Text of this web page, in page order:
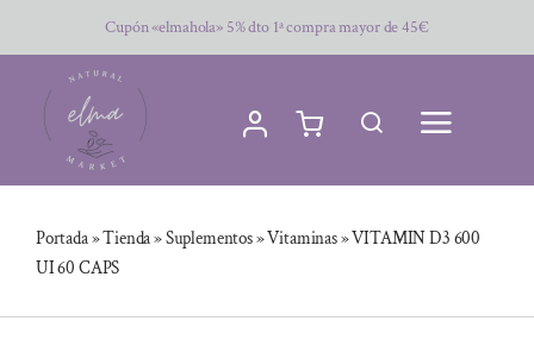
al
contenido
Cupón «elmahola» 5% dto 1ª compra mayor de 45€
Portada»Tienda»Suplementos»Vitaminas»VITAMIN D3 600
UI 60 CAPS